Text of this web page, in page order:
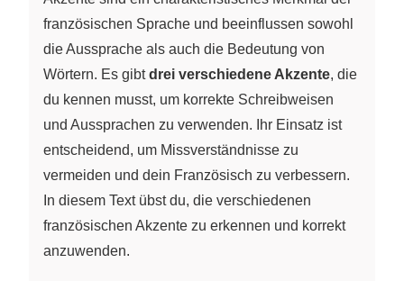
französischen Sprache und beeinflussen sowohl
die Aussprache als auch die Bedeutung von
Wörtern. Es gibtdrei verschiedene Akzente, die
du kennen musst, um korrekte Schreibweisen
und Aussprachen zu verwenden. Ihr Einsatz ist
entscheidend, um Missverständnisse zu
vermeiden und dein Französisch zu verbessern.
In diesem Text übst du, die verschiedenen
französischen Akzente zu erkennen und korrekt
anzuwenden.